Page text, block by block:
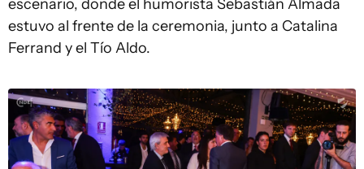
escenario, donde el humorista Sebastián Almada
estuvo al frente de la ceremonia, junto a Catalina
Ferrand y el Tío Aldo.